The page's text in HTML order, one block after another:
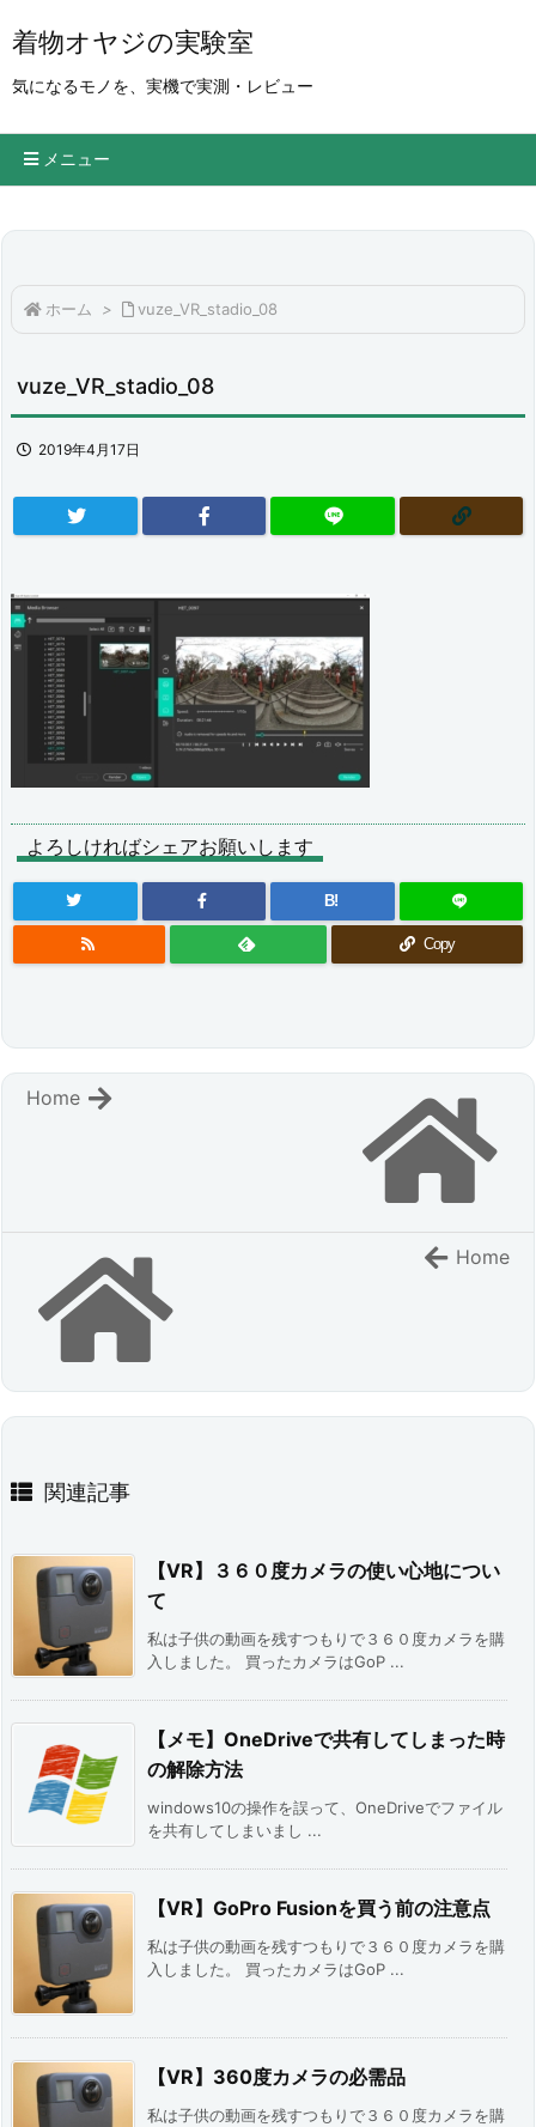
着物オヤジの実験室
気になるモノを、実機で実測・レビュー
メニュー
ホーム > vuze_VR_stadio_08
vuze_VR_stadio_08
2019年4月17日
よろしければシェアお願いします
B!
Copy
Home
Home
関連記事
【VR】３６０度カメラの使い心地につい
て
私は子供の動画を残すつもりで３６０度カメラを購
入しました。 買ったカメラはGoP ...
【メモ】OneDriveで共有してしまった時
の解除方法
windows10の操作を誤って、OneDriveでファイル
を共有してしまいまし ...
【VR】GoPro Fusionを買う前の注意点
私は子供の動画を残すつもりで３６０度カメラを購
入しました。 買ったカメラはGoP ...
【VR】360度カメラの必需品
私は子供の動画を残すつもりで３６０度カメラを購